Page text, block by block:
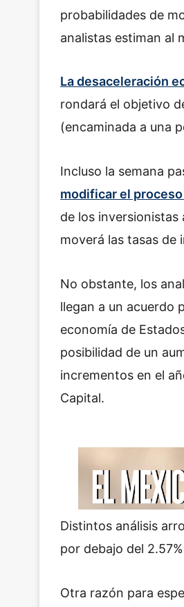
probabilidades de
analistas estiman al
La desaceleración
rondará el objetivo
(encaminada a una
Incluso la semana
modificar el
de los
moverá las tasas de
No obstante, los
llegan a un acuerdo
economía de
posibilidad de un
incrementos en el
Capital.
Distintos análisis
por debajo del
Otra razón para